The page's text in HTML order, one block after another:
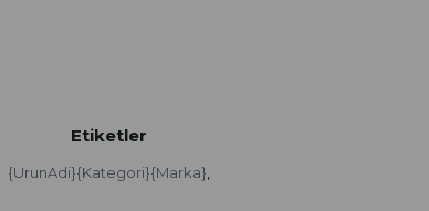
Etiketler
{UrunAdi}{Kategori}{Marka},